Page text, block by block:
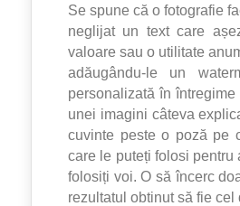
Se spune că o fotografie
neglijat un text care
valoare sau o utilitate
adăugându-le un
personalizată în
unei imagini câteva
cuvinte peste o poză pe
care le puteți folosi
folosiți voi. O să încerc
rezultatul obtinut să fie cel